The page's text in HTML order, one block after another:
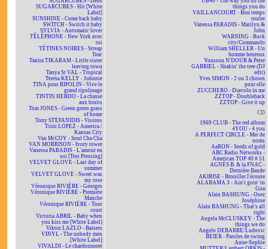
SUGARCUBES - Hit [White
Label]
SUNSHINE - Come back baby
SWITCH - Switch it baby
SYLVIA - Automatic lover
TÉLÉPHONE - New York avec
toi
TÉTINES NOIRES - Streap
Teac
Tanita TIKARAM - Little sister
leaving town
Tanya St VAL - Tropical
Teresa KELLY - Johnnie
TINA pour RIPOLIN - Vive le
grand ripolinage
TINTIN HEBDO - La chasse
aux bruits
Tom JONES - Green green grass
of home
Tony STEFANIDIS - Visions
Trini LOPEZ - America /
Kansas City
Van McCOY - Soul Cha Cha
VAN MORRISON - Ivory tower
Vanessa PARADIS - L'amour en
soi [Test Pressing]
VELVET GLOVE - Last day of
summer
VELVET GLOVE - Sweet was
my rose
Véronique RIVIÈRE - Georges
Véronique RIVIÈRE - Première
Manche
Véronique RIVIÈRE - Tout
court
Victoria ABRIL - Baby when
you kiss me [White Label]
Viktor LAZLO - Baisers
VINYL - The nobody men
[White Label]
VIVALDI - Le chardonneret
things you do
VAILLANCOURT - Bon temps
rouler
Vanessa PARADIS - Marilyn &
John
WARNING - Rock
city/Commando
William SHELLER - Un
homme heureux
Youssou N'DOUR & Peter
GABRIEL - Shakin' the tree (DJ
edit)
Yves SIMON - 2 ou 3 choses
pour elle
ZUCCHERO - Diavolo in me
ZZTOP - Doubleback
ZZTOP - Give it up
CD
1969 CLUB - The red album
4YOU - 4 you
A PERFECT CIRCLE - Mer de
noms
AaRON - Seeds of gold
ABC Radio Networks -
American TOP 40 # 51
AGNÈS B. & la FNAC -
Dernière Bande
AKIRISE - Brouiller l'écoute
ALABAMA 3 - Ain't goin' to
Goa
Alain BASHUNG - Osez
Joséphine
Alain BASHUNG - That's all
right
Angela McCLUSKEY - The
things we do
Angelo DEBARRE/Ludovic
BEIER - Paroles de swing
Anne-Sophie